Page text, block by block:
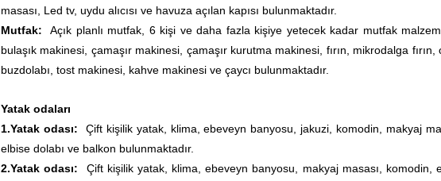
masası, Led tv, uydu alıcısı ve havuza açılan kapısı bulunmaktadır.
Mutfak:
Açık planlı mutfak, 6 kişi ve daha fazla kişiye yetecek kadar mutfak
bulaşık makinesi, çamaşır makinesi, çamaşır kurutma makinesi, fırın, mikrodalga fırın,
buzdolabı, tost makinesi, kahve makinesi ve çaycı bulunmaktadır.
Yatak odaları
1.Yatak odası: Çift kişilik yatak, klima, ebeveyn banyosu, jakuzi, komodin, makyaj
elbise dolabı ve balkon bulunmaktadır.
2.Yatak odası: Çift kişilik yatak, klima, ebeveyn banyosu, makyaj masası, komodin,